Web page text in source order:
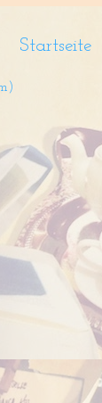
Startseite